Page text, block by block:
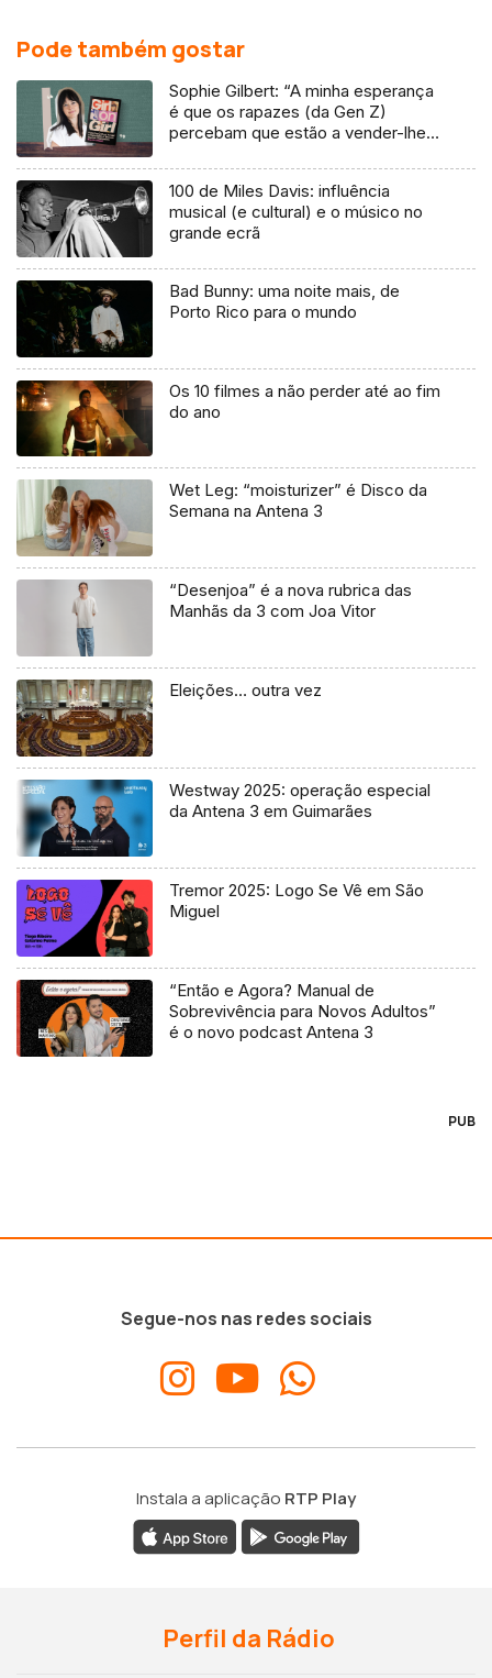
Pode também gostar
Sophie Gilbert: “A minha esperança
é que os rapazes (da Gen Z)
percebam que estão a vender-lhes
100 de Miles Davis: influência
musical (e cultural) e o músico no
grande ecrã
Bad Bunny: uma noite mais, de
Porto Rico para o mundo
Os 10 filmes a não perder até ao fim
do ano
Wet Leg: “moisturizer” é Disco da
Semana na Antena 3
“Desenjoa” é a nova rubrica das
Manhãs da 3 com Joa Vitor
Eleições… outra vez
Westway 2025: operação especial
da Antena 3 em Guimarães
Tremor 2025: Logo Se Vê em São
Miguel
“Então e Agora? Manual de
Sobrevivência para Novos Adultos”
é o novo podcast Antena 3
PUB
Segue-nos nas redes sociais
Instala a aplicação RTP Play
Perfil da Rádio